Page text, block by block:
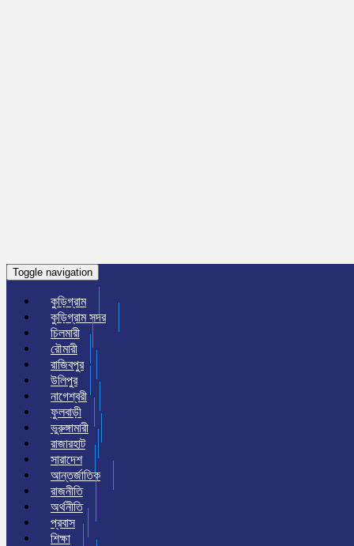
Toggle navigation
কুড়িগ্রাম
কুড়িগ্রাম সদর
চিলমারী
রৌমারী
রাজিবপুর
উলিপুর
নাগেশ্বরী
ফুলবাড়ী
ভুরুঙ্গামারী
রাজারহাট
সারাদেশ
আন্তর্জাতিক
রাজনীতি
অর্থনীতি
প্রবাস
শিক্ষা